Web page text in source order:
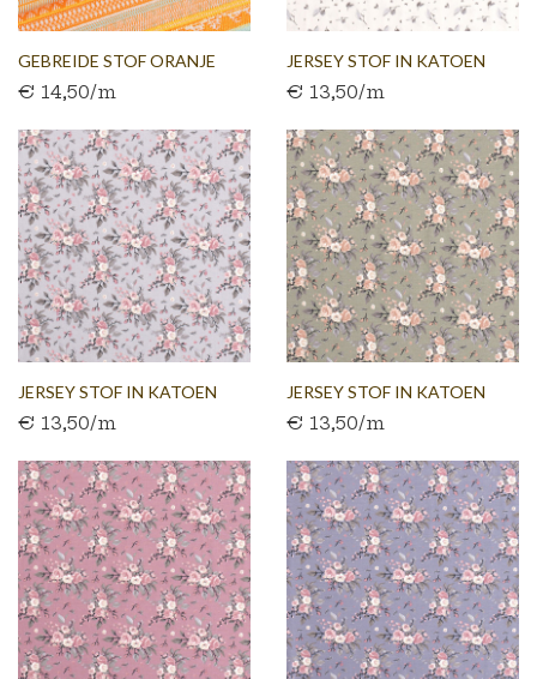
GEBREIDE STOF ORANJE
MET...
€ 14,50/m
JERSEY STOF IN KATOEN
WIT...
€ 13,50/m
JERSEY STOF IN KATOEN
GRIJS...
€ 13,50/m
JERSEY STOF IN KATOEN
GROEN...
€ 13,50/m